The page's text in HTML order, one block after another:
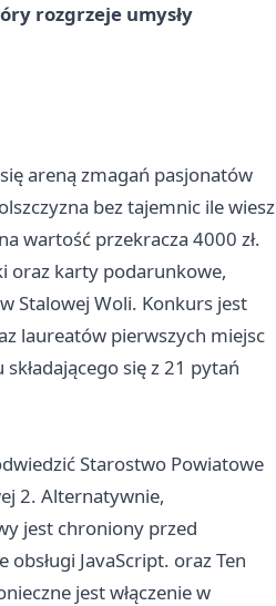
rozgrzeje umysły
areną zmagań pasjonatów
bez tajemnic ile wiesz
wartość przekracza 4000 zł.
oraz karty podarunkowe,
Stalowej Woli. Konkurs jest
laureatów pierwszych miejsc
się z 21 pytań
Starostwo Powiatowe
2. Alternatywnie,
jest chroniony przed
JavaScript. oraz Ten
jest włączenie w